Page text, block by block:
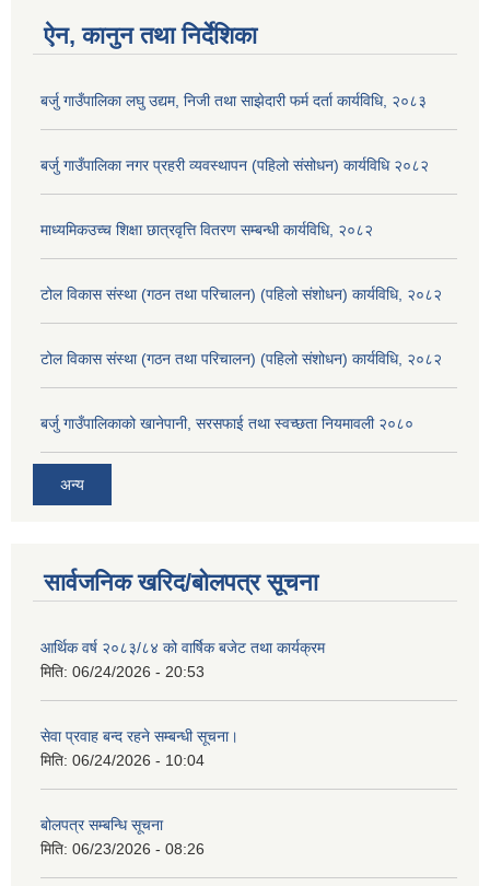
ऐन, कानुन तथा निर्देशिका
बर्जु गाउँपालिका लघु उद्यम, निजी तथा साझेदारी फर्म दर्ता कार्यविधि, २०८३
बर्जु गाउँपालिका नगर प्रहरी व्यवस्थापन (पहिलो संसोधन) कार्यविधि २०८२
माध्यमिकउच्च शिक्षा छात्रवृत्ति वितरण सम्बन्धी कार्यविधि, २०८२
टोल विकास संस्था (गठन तथा परिचालन) (पहिलो संशोधन) कार्यविधि, २०८२
टोल विकास संस्था (गठन तथा परिचालन) (पहिलो संशोधन) कार्यविधि, २०८२
बर्जु गाउँपालिकाको खानेपानी, सरसफाई तथा स्वच्छता नियमावली २०८०
अन्य
सार्वजनिक खरिद/बोलपत्र सूचना
आर्थिक वर्ष २०८३/८४ को वार्षिक बजेट तथा कार्यक्रम
मिति: 06/24/2026 - 20:53
सेवा प्रवाह बन्द रहने सम्बन्धी सूचना।
मिति: 06/24/2026 - 10:04
बोलपत्र सम्बन्धि सूचना
मिति: 06/23/2026 - 08:26